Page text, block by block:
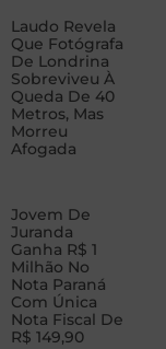
Laudo Revela
Que Fotógrafa
De Londrina
Sobreviveu À
Queda De 40
Metros, Mas
Morreu
Afogada
Jovem De
Juranda
Ganha R$ 1
Milhão No
Nota Paraná
Com Única
Nota Fiscal De
R$ 149,90